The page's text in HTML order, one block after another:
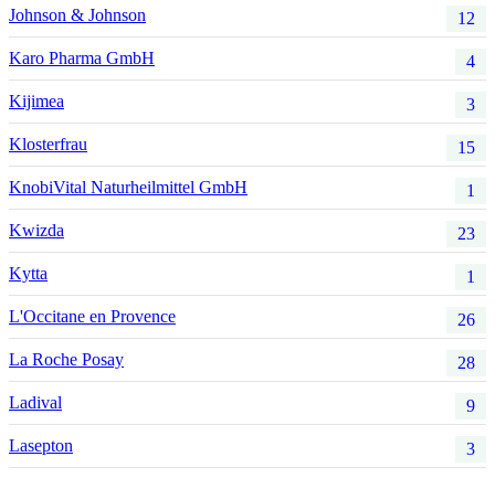
Johnson & Johnson 12
Karo Pharma GmbH 4
Kijimea 3
Klosterfrau 15
KnobiVital Naturheilmittel GmbH 1
Kwizda 23
Kytta 1
L'Occitane en Provence 26
La Roche Posay 28
Ladival 9
Lasepton 3